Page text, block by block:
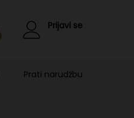
Prijavi se
Prati narudžbu